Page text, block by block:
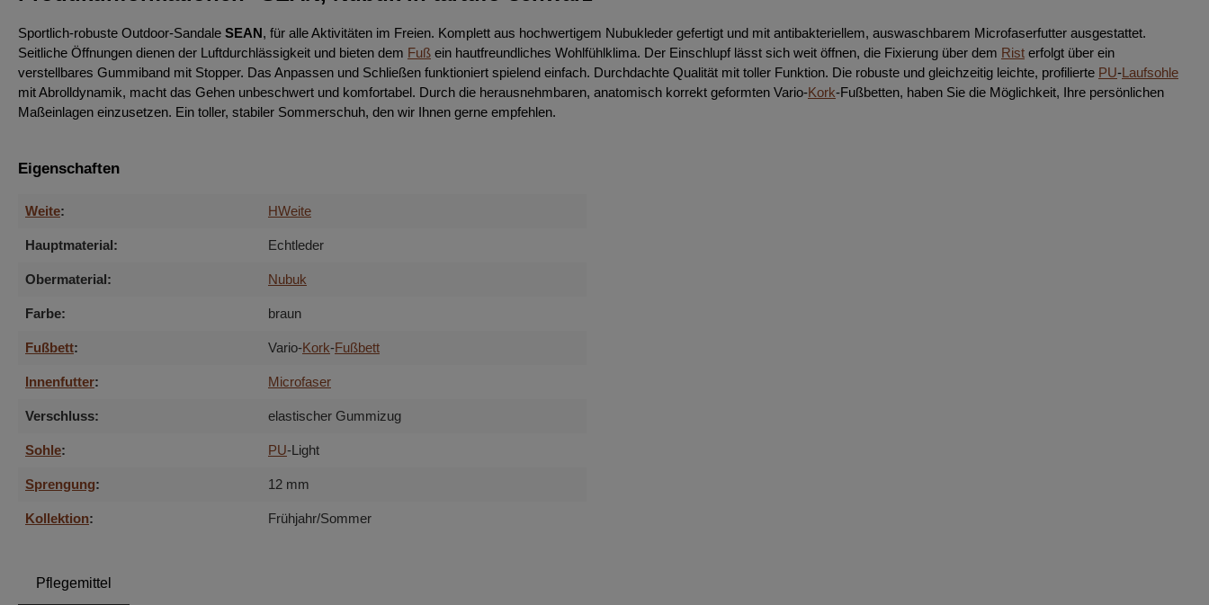
Sportlich-robuste Outdoor-Sandale SEAN, für alle Aktivitäten im Freien. Komplett aus hochwertigem Nubukleder gefertigt und mit antibakteriellem, auswaschbarem Microfaserfutter ausgestattet.
Seitliche Öffnungen dienen der Luftdurchlässigkeit und bieten dem Fuß ein hautfreundliches Wohlfühlklima. Der Einschlupf lässt sich weit öffnen, die Fixierung über dem Rist erfolgt über ein
verstellbares Gummiband mit Stopper. Das Anpassen und Schließen funktioniert spielend einfach. Durchdachte Qualität mit toller Funktion. Die robuste und gleichzeitig leichte, profilierte PU-Laufsohle
mit Abrolldynamik, macht das Gehen unbeschwert und komfortabel. Durch die herausnehmbaren, anatomisch korrekt geformten Vario-Kork-Fußbetten, haben Sie die Möglichkeit, Ihre persönlichen
Maßeinlagen einzusetzen. Ein toller, stabiler Sommerschuh, den wir Ihnen gerne empfehlen.
Eigenschaften
Weite: HWeite
Hauptmaterial: Echtleder
Obermaterial: Nubuk
Farbe: braun
Fußbett: Vario-Kork-Fußbett
Innenfutter: Microfaser
Verschluss: elastischer Gummizug
Sohle: PU-Light
Sprengung: 12 mm
Kollektion: Frühjahr/Sommer
Pflegemittel